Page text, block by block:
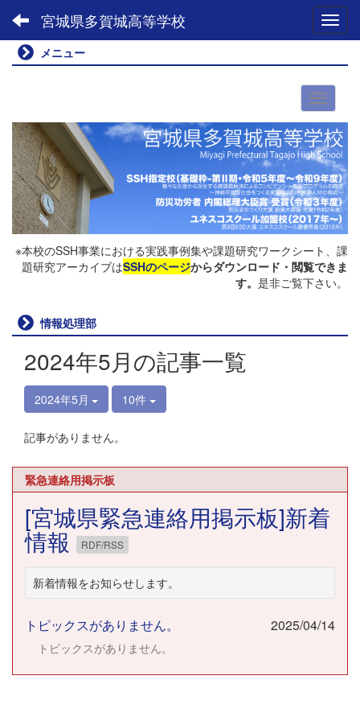
宮城県多賀城高等学校
メニュー
※本校のSSH事業における実践事例集や課題研究ワークシート、課
題研究アーカイブはSSHのページからダウンロード・閲覧できま
す。 是非ご覧下さい。
情報処理部
2024年5月の記事一覧
2024年5月 10件
記事がありません。
緊急連絡用掲示板
[宮城県緊急連絡用掲示板]新着
情報 RDF/RSS
新着情報をお知らせします。
トピックスがありません。 2025/04/14
トピックスがありません。